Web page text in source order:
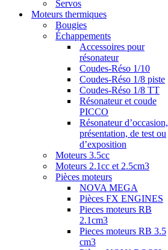
Servos
Moteurs thermiques
Bougies
Échappements
Accessoires pour
résonateur
Coudes-Réso 1/10
Coudes-Réso 1/8 piste
Coudes-Réso 1/8 TT
Résonateur et coude
PICCO
Résonateur d’occasion,
présentation, de test ou
d’exposition
Moteurs 3.5cc
Moteurs 2.1cc et 2.5cm3
Pièces moteurs
NOVA MEGA
Pièces FX ENGINES
Pieces moteurs RB
2.1cm3
Pieces moteurs RB 3.5
cm3